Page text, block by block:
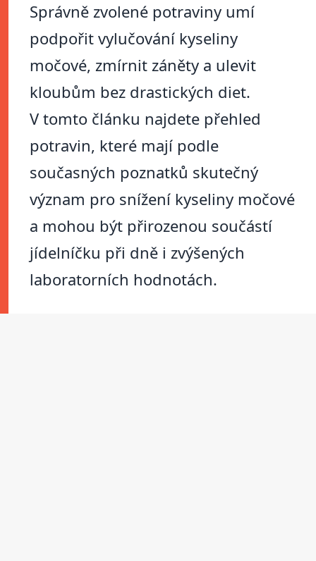
Správně zvolené potraviny umí
podpořit vylučování kyseliny
močové, zmírnit záněty a ulevit
kloubům bez drastických diet.
V tomto článku najdete přehled
potravin, které mají podle
současných poznatků skutečný
význam pro snížení kyseliny močové
a mohou být přirozenou součástí
jídelníčku při dně i zvýšených
laboratorních hodnotách.